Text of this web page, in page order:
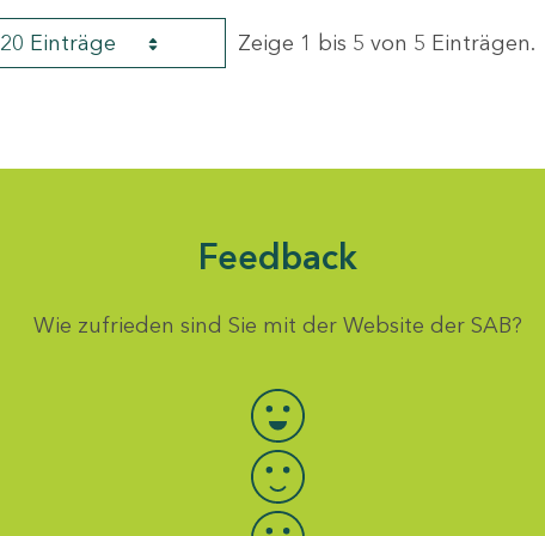
20 Einträge Zeige 1 bis 5 von 5 Einträgen.
Feedback
Wie zufrieden sind Sie mit der Website der SAB?
Bewertung auswählen